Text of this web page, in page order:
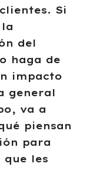
Si
del
haga de
impacto
general
va a
piensan
para
les